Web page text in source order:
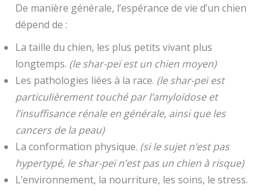
De manière générale, l’espérance de vie d’un chien
dépend de :
La taille du chien, les plus petits vivant plus
longtemps. (le shar-peï est un chien moyen)
Les pathologies liées à la race. (le shar-peï est
particulièrement touché par l’amyloïdose et
l’insuffisance rénale en générale, ainsi que les
cancers de la peau)
La conformation physique. (si le sujet n’est pas
hypertypé, le shar-peï n’est pas un chien à risque)
L’environnement, la nourriture, les soins, le stress.